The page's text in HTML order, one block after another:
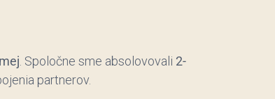
. Spoločne sme absolovovali 2-
partnerov.